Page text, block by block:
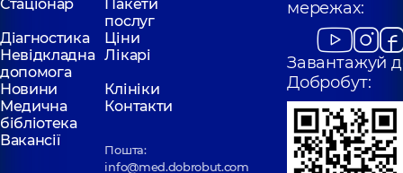
Стаціонар
Пакети
послуг
Діагностика
Ціни
Невідкладна
допомога
Лікарі
Новини
Клініки
Медична
бібліотека
Контакти
Вакансії
Пошта:
info@med.dobrobut.com
мережах:
Завантажуй
Добробут: